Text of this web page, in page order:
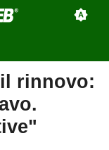
rinnovo: